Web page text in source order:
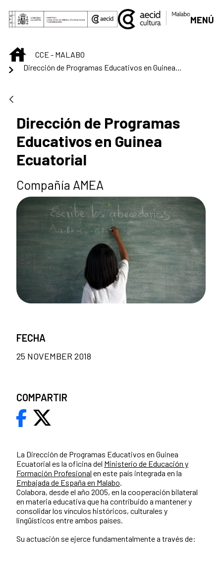
Skip to Main Content
MENÚ
INICIOCCE - MALABO
Dirección de Programas Educativos en Guinea Ecuatorial
Dirección de Programas
Educativos en Guinea
Ecuatorial
Compañía AMEA
La Dirección de Programas Educativos en Guinea
Ecuatorial es la oficina del Ministerio de Educación y
Formación Profesional en este país integrada en la
Embajada de España en Malabo
Colabora, desde el año 2005, en la cooperación bilateral
en materia educativa que ha contribuido a mantener y
consolidar los vínculos históricos, culturales y
lingüísticos entre ambos países.
Su actuación se ejerce fundamentalmente a través de:
FECHA
25 NOVEMBER 2018
COMPARTIR